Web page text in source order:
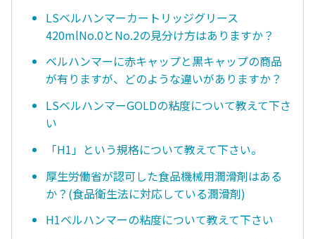
LSベルハンマーカートリッジグリース
420mlNo.0とNo.2の見分け方はありますか？
ベルハンマーに赤キャップと黒キャップの商品
が有りますが、どのような違いがありますか？
LSベルハンマーGOLDの粘度について教えて下さ
い
「H1」という規格について教えて下さい。
厚生労働省が認可した食品機械用潤滑剤はある
か？(食品衛生法に対応している潤滑剤)
H1ベルハンマーの粘度について教えて下さい